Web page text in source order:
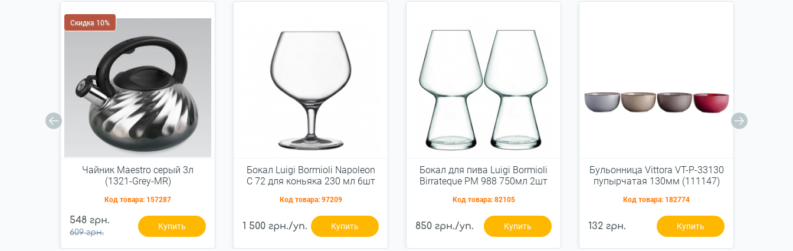
Скидка 10%
Чайник Maestro серый 3л
(1321-Grey-MR)
Код товара: 157287
548 грн.
609 грн.
Купить
Бокал Luigi Bormioli Napoleon
C 72 для коньяка 230 мл 6шт
Код товара: 97209
1 500 грн./уп. Купить
Бокал для пива Luigi Bormioli
Birrateque PM 988 750мл 2шт
Код товара: 82105
850 грн./уп. Купить
Бульонница Vittora VT-P-33130
пупырчатая 130мм (111147)
Код товара: 182774
132 грн. Купить